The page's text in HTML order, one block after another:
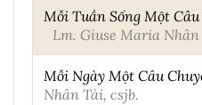
Mỗi Tuần Sống Một
Lm. Giuse Maria Nhân
Mỗi Ngày Một Câu
Nhân Tài, csjb.